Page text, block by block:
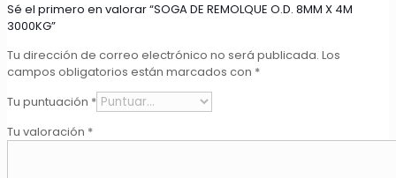
Sé el primero en valorar “SOGA DE REMOLQUE O.D. 8MM X 4M
3000KG”
Tu dirección de correo electrónico no será publicada. Los
campos obligatorios están marcados con *
Tu puntuación *
Tu valoración *